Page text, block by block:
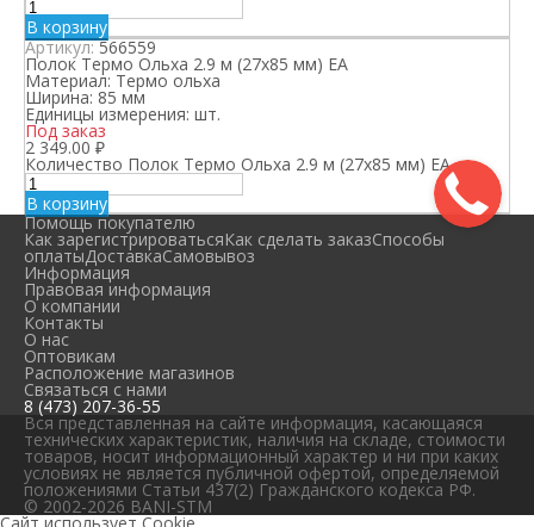
В корзину
Артикул:566559
Полок Термо Ольха 2.9 м (27х85 мм) ЕА
Материал: Термо ольха
Ширина: 85 мм
Единицы измерения: шт.
Под заказ
2 349.00 ₽
Количество Полок Термо Ольха 2.9 м (27х85 мм) ЕА
В корзину
Помощь покупателю
Как зарегистрироватьсяКак сделать заказСпособы
оплатыДоставкаСамовывоз
Информация
Правовая информация
О компании
Контакты
О нас
Оптовикам
Расположение магазинов
Связаться с нами
8 (473) 207-36-55
Вся представленная на сайте информация, касающаяся
технических характеристик, наличия на складе, стоимости
товаров, носит информационный характер и ни при каких
условиях не является публичной офертой, определяемой
положениями Статьи 437(2) Гражданского кодекса РФ.
© 2002-2026 BANI-STM